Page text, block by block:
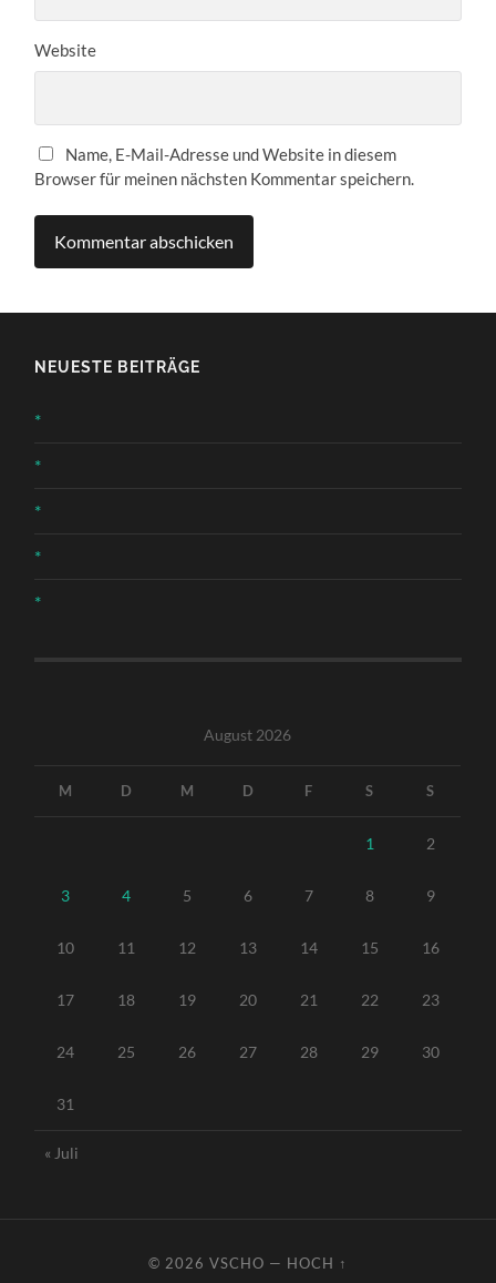
Website
Name, E-Mail-Adresse und Website in diesem
Browser für meinen nächsten Kommentar speichern.
NEUESTE BEITRÄGE
*
*
*
*
*
August 2026
M D M D F S S
1 2
3 4 5 6 7 8 9
10 11 12 13 14 15 16
17 18 19 20 21 22 23
24 25 26 27 28 29 30
31
« Juli
© 2026 VSCHO — HOCH ↑